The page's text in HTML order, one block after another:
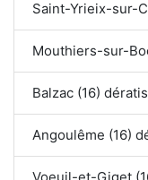
Saint-Yrieix-sur-
Mouthiers-sur-
Balzac (16)
Angoulême (16)